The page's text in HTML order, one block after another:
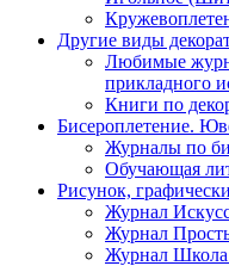
Другие виды
Любимые
прикладного
Книги по
Бисероплетение.
Журналы по
Обучающая
Рисунок,
Журнал
Журнал
Журнал Школа